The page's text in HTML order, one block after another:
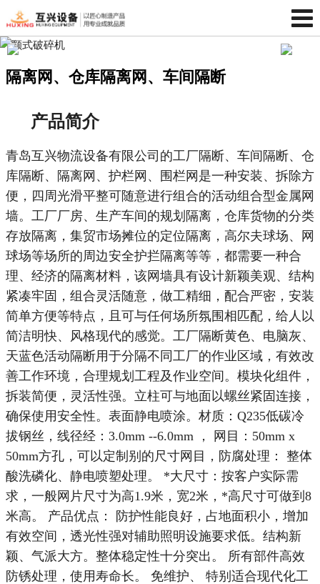
隔离网、仓库隔离网、车间隔断
产品简介
青岛互兴物流设备有限公司的工厂隔断、车间隔断、仓
库隔断、隔离网、护栏网、围栏网是一种安装、拆除方
便，四周光滑平整可随意进行组合的活动组合型金属网
墙。工厂厂房、生产车间的规划隔离，仓库货物的分类
存放隔离，集贸市场摊位的定位隔离，高尔夫球场、网
球场等场所的周边安全护拦隔离等等，都需要一种合
理、经济的隔离材料，该网墙具有设计新颖美观、结构
紧凑牢固，组合灵活随意，做工精细，配合严密，安装
简单方便等特点，且可与任何场所氛围相匹配，给人以
简洁明快、风格现代的感觉。工厂隔断黄色、电脑灰、
天蓝色活动隔断用于分隔不同工厂的作业区域，有效改
善工作环境，合理规划工程及作业空间。模块化组件，
拆装简便，灵活性强。立柱可与地面以螺丝紧固连接，
确保使用安全性。表面静电喷涂。 材质： Q235低碳冷
拔钢丝，线径经： 3.0mm --6.0mm ， 网目： 50mm x
50mm方孔，可以定制别的尺寸网目，防腐处理： 整体
酸洗磷化、静电喷塑处理。 *大尺寸：按客户实际需
求，一般网片尺寸为高1.9米，宽2米， *高尺寸可做到 8
米高。 产品优点： 防护性能良好，占地面积小，增加
有效空间，透光性强对辅助照明设施要求低。结构新
颖、气派大方。整体稳定性十分突出。 所有部件高效
防锈处理，使用寿命长。 免维护、 特别适合现代化工